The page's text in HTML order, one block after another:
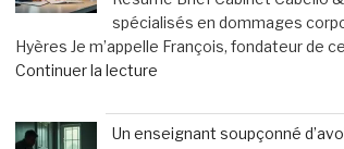
à
des
contraintes
chien
:
les
inattendues
que
spécialisés en dommages
Hyères Je m’appelle François, fondateur de
Continuer la lecturede
Cabello
&
Un enseignant soupçonné